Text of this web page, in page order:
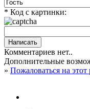
* Код с картинки:
Комментариев нет..
Дополнительные
» Пожаловаться на этот